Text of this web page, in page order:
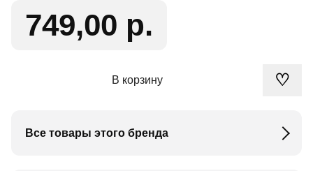
749,00 р.
В корзину ♡
Все товары этого бренда